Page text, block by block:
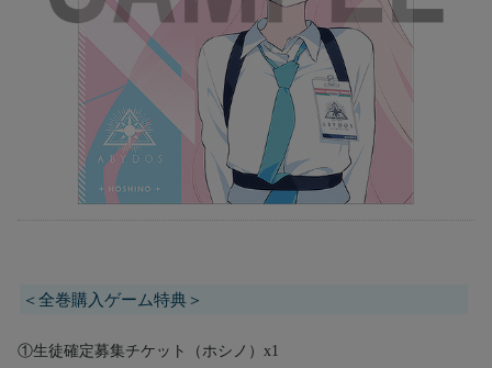
＜全巻購入ゲーム特典＞
①生徒確定募集チケット（ホシノ）x1